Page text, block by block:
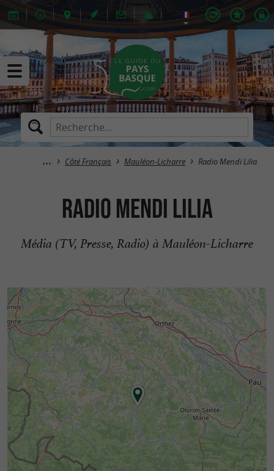
Côté Français Mauléon-Licharre Radio Mendi Lilia
Radio Mendi Lilia
Média (TV, Presse, Radio) à Mauléon-Licharre